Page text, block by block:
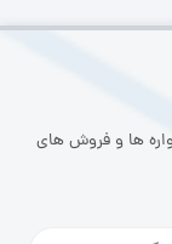
ها و فروش های